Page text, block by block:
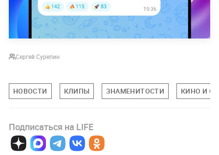
Сергей Сурепин
НОВОСТИ КЛИПЫ ЗНАМЕНИТОСТИ КИНО И
Подписаться на LIFE